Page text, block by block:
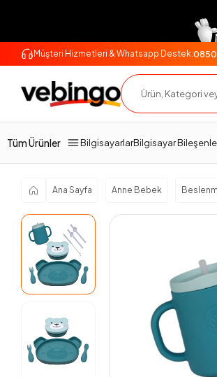
Müşteri Hizmetleri & Whatsapp Destek:0850
Tüm Ürünler BilgisayarlarBilgisayar
Ana Sayfa Anne Bebek
Ürün Açıklaması